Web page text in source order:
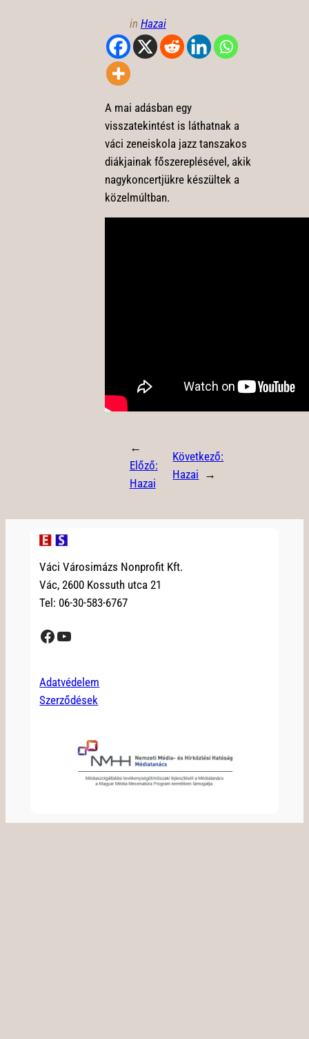
in Hazai
A mai adásban egy
visszatekintést is láthatnak a
váci zeneiskola jazz tanszakos
diákjainak főszereplésével, akik
nagykoncertjükre készültek a
közelmúltban.
←
Előző:
Hazai
Következő:
Hazai →
Váci Városimázs Nonprofit Kft.
Vác, 2600 Kossuth utca 21
Tel: 06-30-583-6767
Facebook YouTube
Adatvédelem
Szerződések